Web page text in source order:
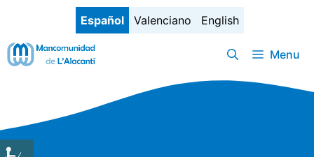
contenido
Español Valenciano English
Menu